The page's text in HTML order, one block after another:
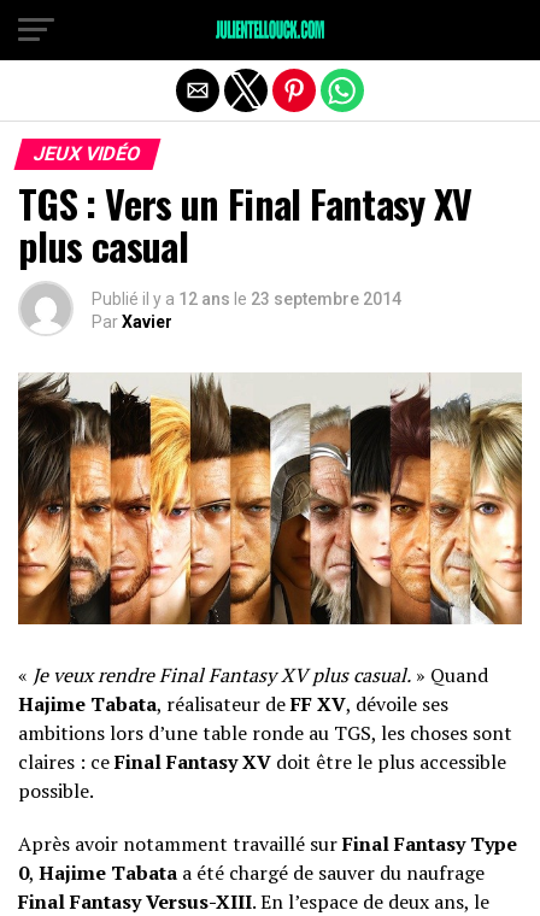
JEUX VIDÉO
TGS : Vers un Final Fantasy XV
plus casual
Publié il y a 12 ans le 23 septembre 2014
ParXavier
« Je veux rendre Final Fantasy XV plus casual. » Quand
Hajime Tabata, réalisateur deFF XV, dévoile ses
ambitions lors d’une table ronde au TGS, les choses sont
claires : ceFinal Fantasy XV doit être le plus accessible
possible.
Après avoir notamment travaillé surFinal Fantasy Type
0, Hajime Tabata a été chargé de sauver du naufrage
Final Fantasy Versus-XIII. En l’espace de deux ans, le